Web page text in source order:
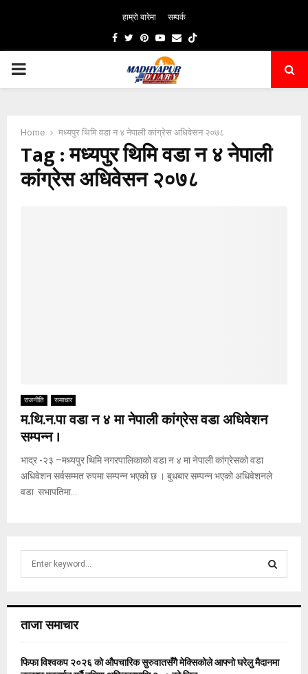
हाम्रो बारेमा सम्पर्क
Facebook
TwitterPinterestYoutube
Email
PRIMARY
Home मध्यपुर थिमि वडा न ४ नेपाली कांग्रेस अधिवेसन २०७८
Tag : मध्यपुर थिमि वडा न ४ नेपाली
कांग्रेस अधिवेसन २०७८
राजनीति समाचार
म.थि.न.पा वडा न ४ मा नेपाली कांग्रेस वडा अधिवेशन
सम्पन्न ।
भाद्र -२३ –मध्यपुर थिमि नगरपालिकाको वडा न ४ मा नेपाली कांग्रेसको वडा
अधिवेशन सर्वसम्मत रुपमा सम्पन्न भएको छ । बुधबार सम्पन्न भएको अधिवेशनले
वडा सभापतिमा...
h
o
ताजा समाचार
फिफा विश्वकप २०२६ को औपचारिक सुरुवातसँगै मेक्सिकोले आफ्नो घरेलु मैदानमा